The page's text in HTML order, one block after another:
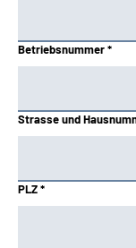
Betriebsnummer *
PLZ *